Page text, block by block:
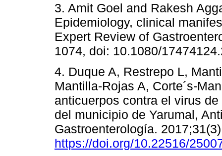
3. Amit Goel and Rakesh
Epidemiology, clinical
Expert Review of
1074, doi: 10.1080/
4. Duque A, Restrepo L,
Mantilla-Rojas A, Corte´s-
anticuerpos contra el virus
del municipio de Yarumal,
Gastroenterología.
https://doi.org/10.22516/